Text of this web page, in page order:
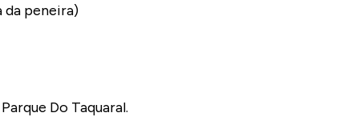
da peneira)
Do Taquaral.